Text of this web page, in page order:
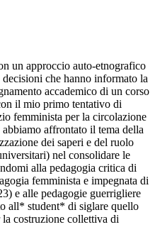
un approccio auto-etnografico
che hanno informato la
accademico di un corso
il mio primo tentativo di
femminista per la circolazione
affrontato il tema della
dei saperi e del ruolo
nel consolidare le
alla pedagogia critica di
femminista e impegnata di
e alle pedagogie guerrigliere
all* student* di siglare quello
costruzione collettiva di